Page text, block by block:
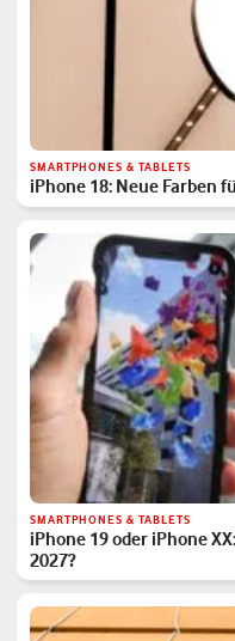
SMARTPHONES & TABLETS
iPhone 18: Neue Farben
SMARTPHONES & TABLETS
iPhone 19 oder iPhone
2027?